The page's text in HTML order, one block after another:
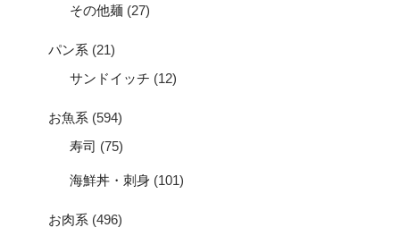
その他麺 (27)
パン系 (21)
サンドイッチ (12)
お魚系 (594)
寿司 (75)
海鮮丼・刺身 (101)
お肉系 (496)